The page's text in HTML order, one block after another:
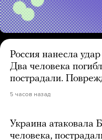
Россия нанесла
Два человека
пострадали.
5 часов назад
Украина атаковала
человека,